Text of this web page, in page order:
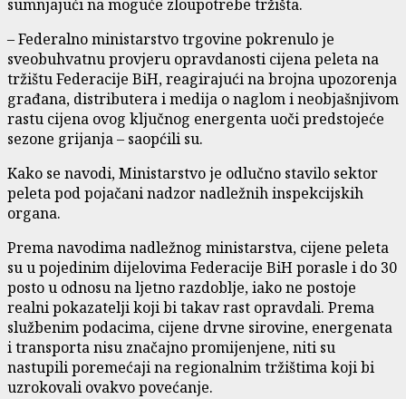
sumnjajući na moguće zloupotrebe tržišta.
– Federalno ministarstvo trgovine pokrenulo je
sveobuhvatnu provjeru opravdanosti cijena peleta na
tržištu Federacije BiH, reagirajući na brojna upozorenja
građana, distributera i medija o naglom i neobjašnjivom
rastu cijena ovog ključnog energenta uoči predstojeće
sezone grijanja – saopćili su.
Kako se navodi, Ministarstvo je odlučno stavilo sektor
peleta pod pojačani nadzor nadležnih inspekcijskih
organa.
Prema navodima nadležnog ministarstva, cijene peleta
su u pojedinim dijelovima Federacije BiH porasle i do 30
posto u odnosu na ljetno razdoblje, iako ne postoje
realni pokazatelji koji bi takav rast opravdali. Prema
službenim podacima, cijene drvne sirovine, energenata
i transporta nisu značajno promijenjene, niti su
nastupili poremećaji na regionalnim tržištima koji bi
uzrokovali ovakvo povećanje.